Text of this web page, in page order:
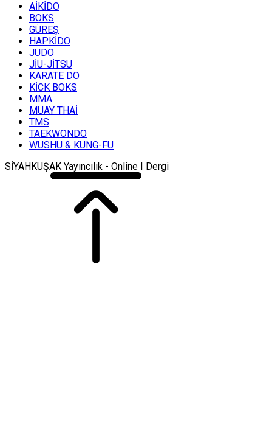
AİKİDO
BOKS
GÜREŞ
HAPKİDO
JUDO
JİU-JİTSU
KARATE DO
KİCK BOKS
MMA
MUAY THAİ
TMS
TAEKWONDO
WUSHU & KUNG-FU
SİYAHKUŞAK Yayıncılık - Online I Dergi